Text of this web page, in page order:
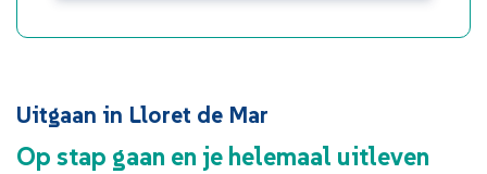
Uitgaan in Lloret de Mar
Op stap gaan en je helemaal uitleven